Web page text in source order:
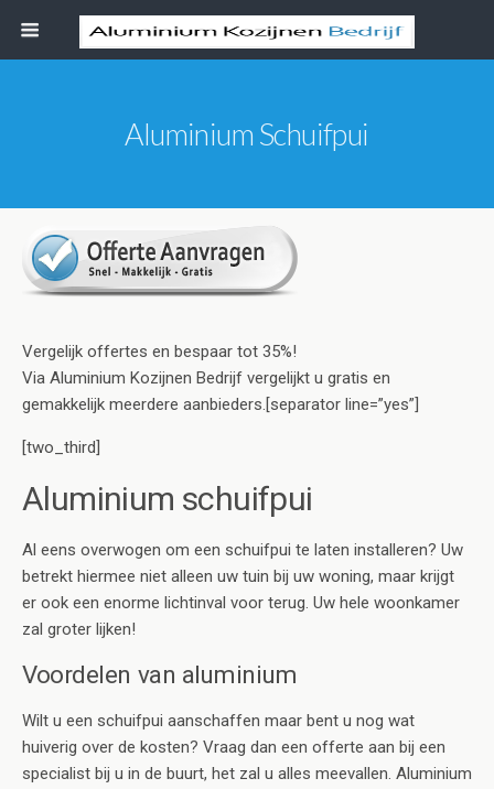
Aluminium Schuifpui
Vergelijk offertes en bespaar tot 35%!
Via Aluminium Kozijnen Bedrijf vergelijkt u gratis en
gemakkelijk meerdere aanbieders.[separator line=”yes”]
[two_third]
Aluminium schuifpui
Al eens overwogen om een schuifpui te laten installeren? Uw
betrekt hiermee niet alleen uw tuin bij uw woning, maar krijgt
er ook een enorme lichtinval voor terug. Uw hele woonkamer
zal groter lijken!
Voordelen van aluminium
Wilt u een schuifpui aanschaffen maar bent u nog wat
huiverig over de kosten? Vraag dan een offerte aan bij een
specialist bij u in de buurt, het zal u alles meevallen. Aluminium